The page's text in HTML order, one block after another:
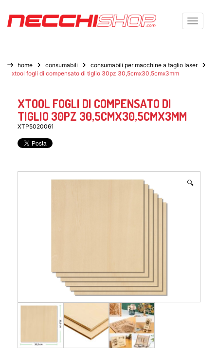
Toggle
home consumabili
consumabili per macchine a taglio laser
xtool fogli di compensato di tiglio 30pz 30,5cmx30,5cmx3mm
XTOOL FOGLI DI COMPENSATO DI
TIGLIO 30PZ 30,5CMX30,5CMX3MM
XTP5020061
🔍